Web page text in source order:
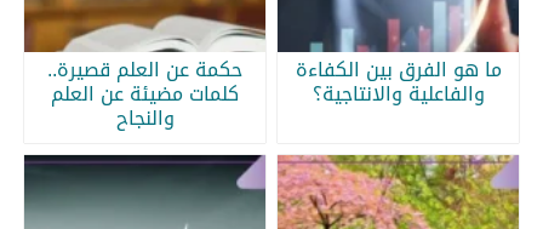
ما هو الفرق بين الكفاءة
والفاعلية والانتاجية؟
حكمة عن العلم قصيرة..
كلمات مضيئة عن العلم
والنجاح